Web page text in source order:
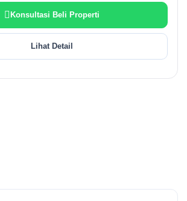
Konsultasi Beli Properti
Lihat Detail